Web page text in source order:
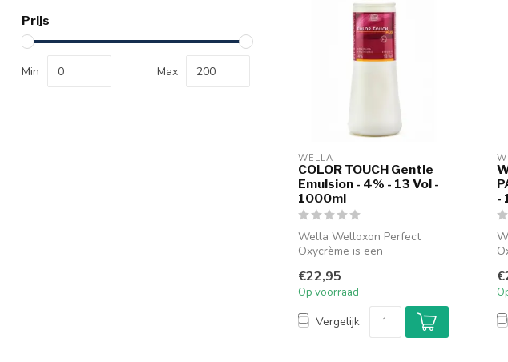
Prijs
Min Max
WELLA
COLOR TOUCH Gentle
Emulsion - 4% - 13 Vol -
1000ml
Wella Welloxon Perfect
Oxycrème is een
waterstofperoxide-
ontwikkel...
€22,95
Op voorraad
Vergelijk
-